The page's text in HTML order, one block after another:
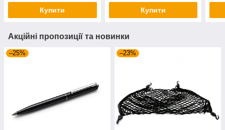
Купити Купити
Акційні пропозиції та новинки
–25% –23%